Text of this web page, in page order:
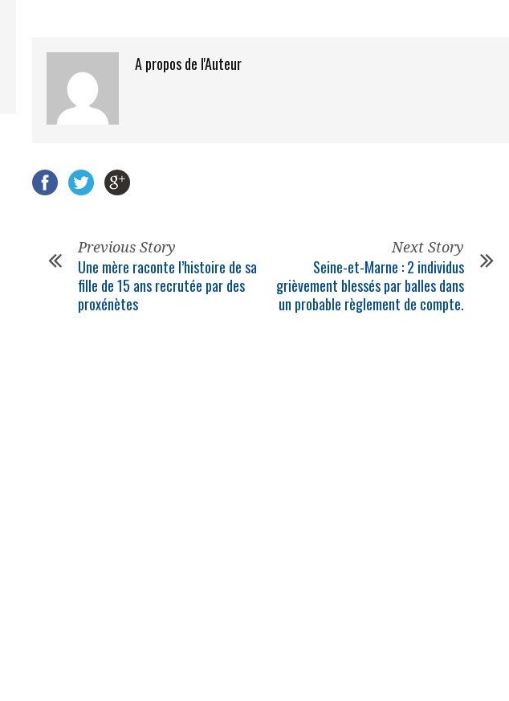
A propos de l'Auteur
Previous Story
Une mère raconte l’histoire de sa
fille de 15 ans recrutée par des
proxénètes
Next Story
Seine-et-Marne : 2 individus
grièvement blessés par balles dans
un probable règlement de compte.